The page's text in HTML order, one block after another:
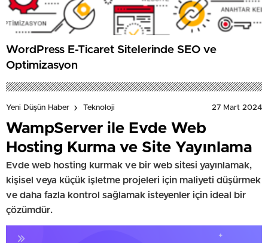
WordPress E-Ticaret Sitelerinde SEO ve
Optimizasyon
Yeni Düşün Haber Teknoloji 27 Mart 2024
WampServer ile Evde Web
Hosting Kurma ve Site Yayınlama
Evde web hosting kurmak ve bir web sitesi yayınlamak,
kişisel veya küçük işletme projeleri için maliyeti düşürmek
ve daha fazla kontrol sağlamak isteyenler için ideal bir
çözümdür.